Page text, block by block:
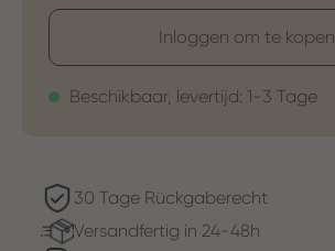
Inloggen om te kopen
Beschikbaar, levertijd: 1-3 Tage
30 Tage Rückgaberecht
Versandfertig in 24-48h